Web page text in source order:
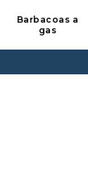
Barbacoas a
gas